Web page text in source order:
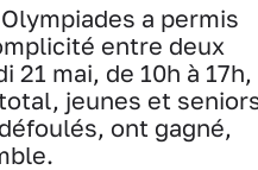
a permis
entre deux
21 mai, de 10h à 17h,
jeunes et
ont gagné,